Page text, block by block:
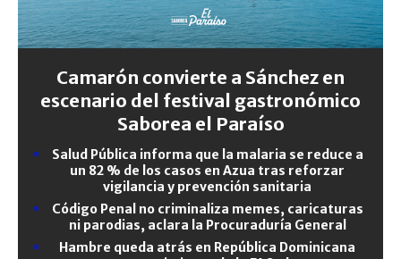
Camarón convierte a Sánchez en
escenario del festival gastronómico
Saborea el Paraíso
Salud Pública informa que la malaria se reduce a
un 82 % de los casos en Azua tras reforzar
vigilancia y prevención sanitaria
Código Penal no criminaliza memes, caricaturas
ni parodias, aclara la Procuraduría General
Hambre queda atrás en República Dominicana